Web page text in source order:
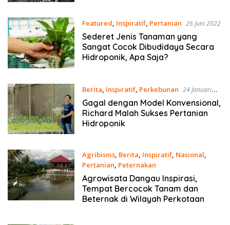
Featured, Inspiratif, Pertanian 26 Juni 2022
Sederet Jenis Tanaman yang
Sangat Cocok Dibudidaya Secara
Hidroponik, Apa Saja?
Berita, Inspiratif, Perkebunan 24 Januari
2022
Gagal dengan Model Konvensional,
Richard Malah Sukses Pertanian
Hidroponik
Agribisnis, Berita, Inspiratif, Nasional,
Pertanian, Peternakan
24 Oktober 2021
Agrowisata Dangau Inspirasi,
Tempat Bercocok Tanam dan
Beternak di Wilayah Perkotaan